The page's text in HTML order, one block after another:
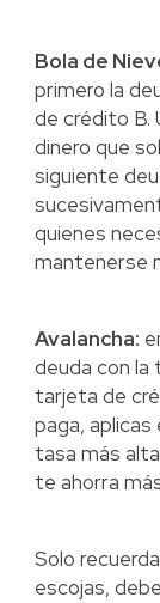
Bola de
primero la
de crédito B.
dinero que
siguiente
quienes
mantenerse
Avalancha:
deuda con la
tarjeta de
paga, aplicas
tasa más
te ahorra
Solo
escojas,